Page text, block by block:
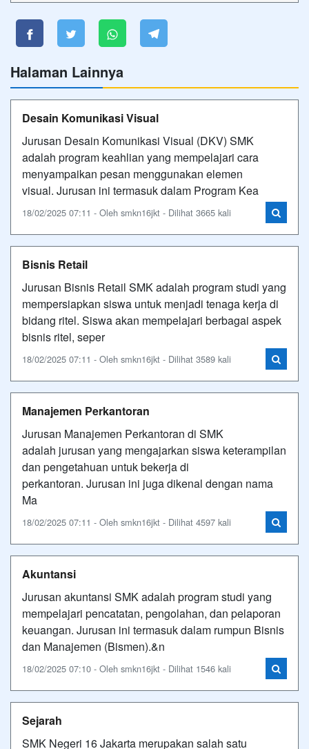
Halaman Lainnya
Desain Komunikasi Visual
Jurusan Desain Komunikasi Visual (DKV) SMK
adalah program keahlian yang mempelajari cara
menyampaikan pesan menggunakan elemen
visual. Jurusan ini termasuk dalam Program Kea
18/02/2025 07:11 - Oleh smkn16jkt - Dilihat 3665 kali
Bisnis Retail
Jurusan Bisnis Retail SMK adalah program studi yang
mempersiapkan siswa untuk menjadi tenaga kerja di
bidang ritel. Siswa akan mempelajari berbagai aspek
bisnis ritel, seper
18/02/2025 07:11 - Oleh smkn16jkt - Dilihat 3589 kali
Manajemen Perkantoran
Jurusan Manajemen Perkantoran di SMK
adalah jurusan yang mengajarkan siswa keterampilan
dan pengetahuan untuk bekerja di
perkantoran. Jurusan ini juga dikenal dengan nama
Ma
18/02/2025 07:11 - Oleh smkn16jkt - Dilihat 4597 kali
Akuntansi
Jurusan akuntansi SMK adalah program studi yang
mempelajari pencatatan, pengolahan, dan pelaporan
keuangan. Jurusan ini termasuk dalam rumpun Bisnis
dan Manajemen (Bismen).&n
18/02/2025 07:10 - Oleh smkn16jkt - Dilihat 1546 kali
Sejarah
SMK Negeri 16 Jakarta merupakan salah satu